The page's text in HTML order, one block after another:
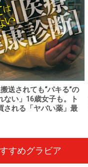
搬送されても“パキる”の
ない」16歳女子も。ト
される「ヤバい薬」最
すめグラビア